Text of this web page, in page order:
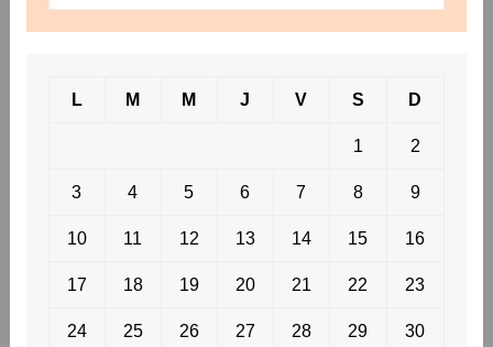
L M M J V S D
1 2
3 4 5 6 7 8 9
10 11 12 13 14 15 16
17 18 19 20 21 22 23
24 25 26 27 28 29 30